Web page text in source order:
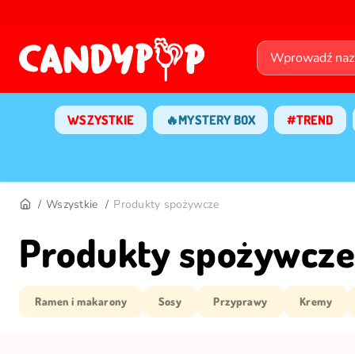
WSZYSTKIE 🔥MYSTERY BOX #TREND
Wszystkie Produkty spożywcze
Produkty spożywcze
Ramen i makarony Sosy Przyprawy Kremy